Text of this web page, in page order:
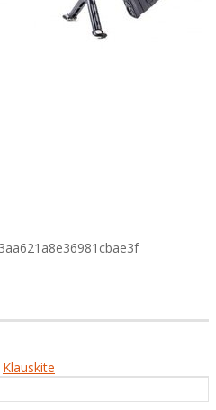
Klauskite